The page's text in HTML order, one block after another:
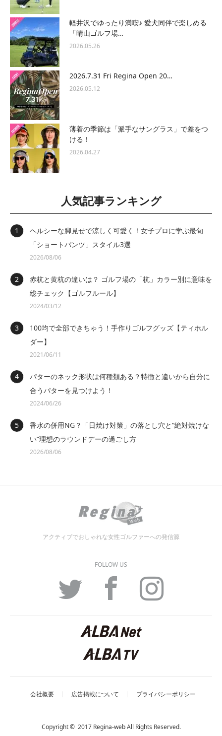
軽井沢でゆったり満喫♪ 愛犬同伴で楽しめる
「晴山ゴルフ場…
2026.05.26
2026.7.31 Fri Regina Open 20…
2026.05.12
薄着の季節は「派手なサングラス」で差をつ
ける！
2026.04.27
人気記事ランキング
ヘルシーな脚見せで涼しく可愛く！女子プロに学ぶ最旬
「ショートパンツ」スタイル3選
2026/08/06
赤杭と黄杭の違いは？ ゴルフ場の「杭」カラー別に意味を
総チェック【ゴルフルール】
2024/03/12
100均で全部できちゃう！手作りゴルフグッズ【ティホル
ダー】
2021/06/11
パターのネック形状は何種類ある？特徴と違いから自分に
合うパターを見つけよう！
2024/06/26
香水の併用NG？「日焼け対策」の落とし穴と“絶対焼けな
い”理想のラウンドデーの過ごし方
2026/08/06
アクティブでおしゃれな女性ゴルファーへの発信源
FOLLOW US
Facebook Instagram
会社概要 広告掲載について プライバシーポリシー
Copyright © 2017 Regina-web All Rights Reserved.